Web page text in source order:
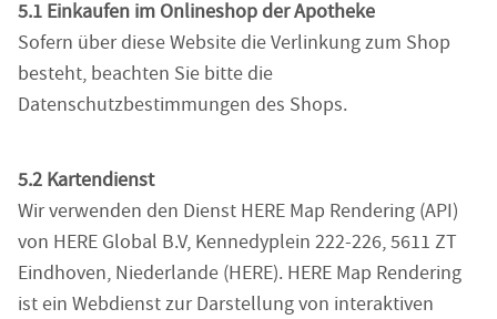
5.1 Einkaufen im Onlineshop der Apotheke
Sofern über diese Website die Verlinkung zum Shop
besteht, beachten Sie bitte die
Datenschutzbestimmungen des Shops.
5.2 Kartendienst
Wir verwenden den Dienst HERE Map Rendering (API)
von HERE Global B.V, Kennedyplein 222-226, 5611 ZT
Eindhoven, Niederlande (HERE). HERE Map Rendering
ist ein Webdienst zur Darstellung von interaktiven